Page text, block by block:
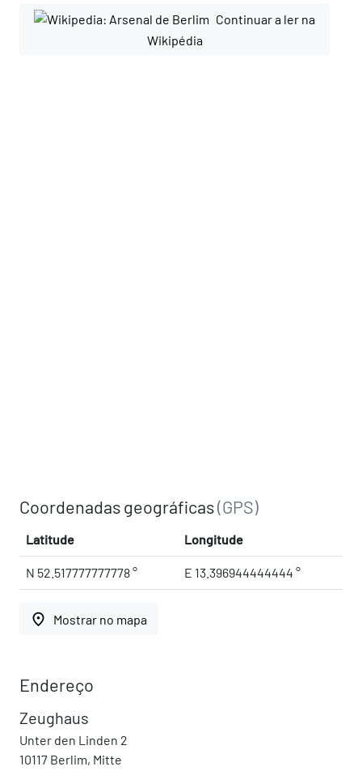
Continuar a ler na
Wikipédia
Coordenadas geográficas(GPS)
Latitude Longitude
N 52.517777777778 ° E 13.396944444444 °
place Mostrar no mapa
Endereço
Zeughaus
Unter den Linden 2
10117 Berlim, Mitte